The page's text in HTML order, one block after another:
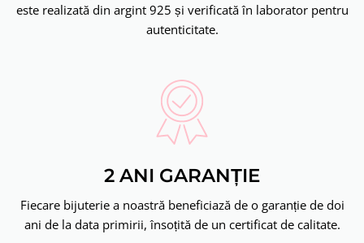
este realizată din argint 925 și verificată în laborator pentru
autenticitate.
2 ANI GARANȚIE
Fiecare bijuterie a noastră beneficiază de o garanție de doi
ani de la data primirii, însoțită de un certificat de calitate.